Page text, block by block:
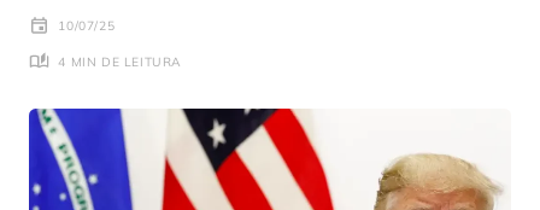
10/07/25
4 MIN DE LEITURA